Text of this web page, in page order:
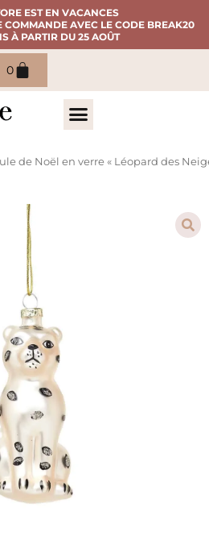
EST EN VACANCES
COMMANDE AVEC LE CODE BREAK20
À PARTIR DU 25 AOÛT
0
de Noël en verre « Léopard des